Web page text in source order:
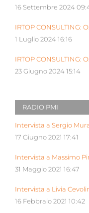
16 Settembre 2024
IRTOP CONSULTING:
1 Luglio 2024 16:16
IRTOP CONSULTING:
23 Giugno 2024 15:14
RADIO PMI
Intervista a Sergio
17 Giugno 2021 17:41
Intervista a Massimo
31 Maggio 2021 16:47
Intervista a Livia
16 Febbraio 2021 10:42